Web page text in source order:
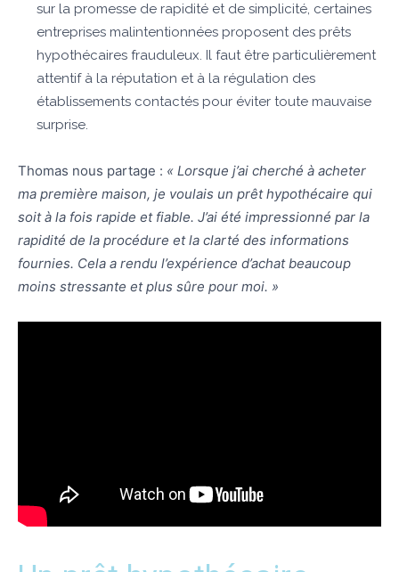
sur la promesse de rapidité et de simplicité, certaines
entreprises malintentionnées proposent des prêts
hypothécaires frauduleux. Il faut être particulièrement
attentif à la réputation et à la régulation des
établissements contactés pour éviter toute mauvaise
surprise.
Thomas nous partage : « Lorsque j’ai cherché à acheter
ma première maison, je voulais un prêt hypothécaire qui
soit à la fois rapide et fiable. J’ai été impressionné par la
rapidité de la procédure et la clarté des informations
fournies. Cela a rendu l’expérience d’achat beaucoup
moins stressante et plus sûre pour moi. »